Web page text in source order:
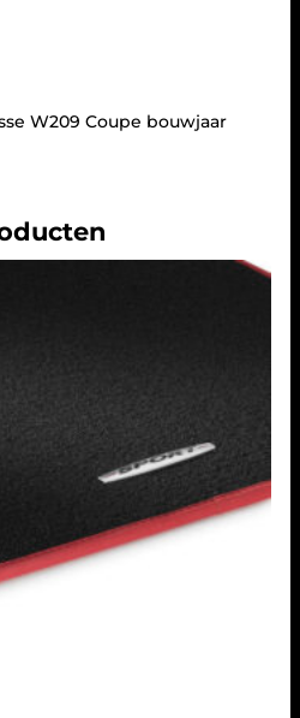
W209 Coupe bouwjaar